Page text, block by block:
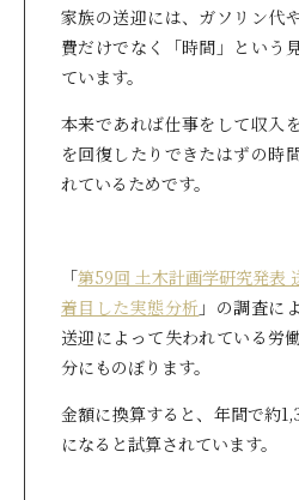
家族の送迎には、ガソリン代
費だけでなく「時間」という
ています。
本来であれば仕事をして収入
を回復したりできたはずの時
れているためです。
「第59回 土木計画学研究発表
着目した実態分析 」の調査に
送迎によって失われている労
分にものぼります。
金額に換算すると、年間で約
になると試算されています。